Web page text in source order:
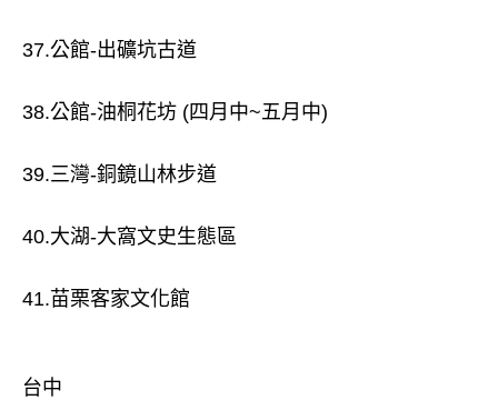
37.公館-出礦坑古道
38.公館-油桐花坊 (四月中~五月中)
39.三灣-銅鏡山林步道
40.大湖-大窩文史生態區
41.苗栗客家文化館
台中